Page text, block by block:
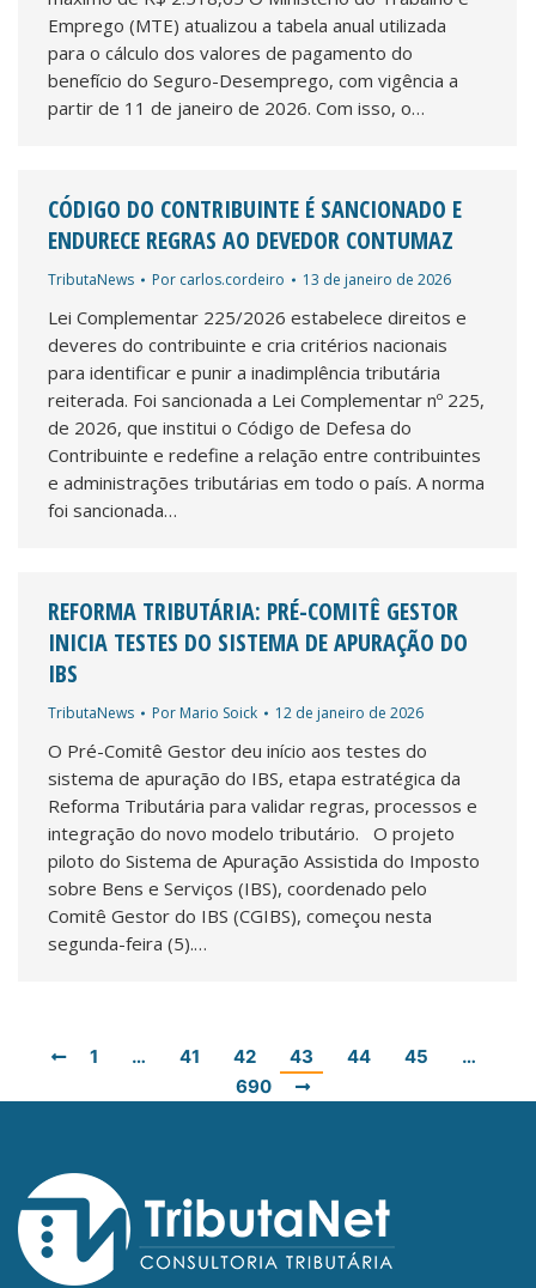
Emprego (MTE) atualizou a tabela anual utilizada
para o cálculo dos valores de pagamento do
benefício do Seguro-Desemprego, com vigência a
partir de 11 de janeiro de 2026. Com isso, o…
CÓDIGO DO CONTRIBUINTE É SANCIONADO E
ENDURECE REGRAS AO DEVEDOR CONTUMAZ
TributaNews Por carlos.cordeiro 13 de janeiro de 2026
Lei Complementar 225/2026 estabelece direitos e
deveres do contribuinte e cria critérios nacionais
para identificar e punir a inadimplência tributária
reiterada. Foi sancionada a Lei Complementar nº 225,
de 2026, que institui o Código de Defesa do
Contribuinte e redefine a relação entre contribuintes
e administrações tributárias em todo o país. A norma
foi sancionada…
REFORMA TRIBUTÁRIA: PRÉ-COMITÊ GESTOR
INICIA TESTES DO SISTEMA DE APURAÇÃO DO
IBS
TributaNews Por Mario Soick 12 de janeiro de 2026
O Pré-Comitê Gestor deu início aos testes do
sistema de apuração do IBS, etapa estratégica da
Reforma Tributária para validar regras, processos e
integração do novo modelo tributário. O projeto
piloto do Sistema de Apuração Assistida do Imposto
sobre Bens e Serviços (IBS), coordenado pelo
Comitê Gestor do IBS (CGIBS), começou nesta
segunda-feira (5).…
1 … 41 42 43 44 45
…
690